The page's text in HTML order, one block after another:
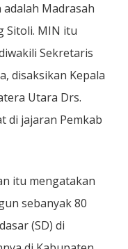
Madrasah
Sitoli. MIN itu
Sekretaris
disaksikan Kepala
Utara Drs.
di jajaran Pemkab
itu mengatakan
sebanyak 80
(SD) di